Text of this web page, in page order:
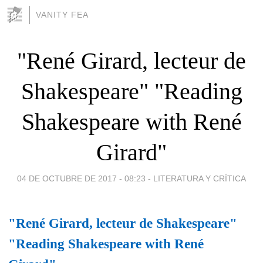
VANITY FEA
"René Girard, lecteur de
Shakespeare" "Reading
Shakespeare with René
Girard"
04 DE OCTUBRE DE 2017 - 08:23 - LITERATURA Y CRÍTICA
"René Girard, lecteur de Shakespeare"
"Reading Shakespeare with René